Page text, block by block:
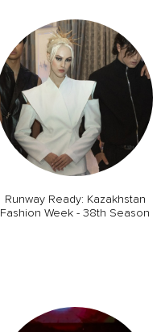
Runway Ready: Kazakhstan
Fashion Week - 38th Season